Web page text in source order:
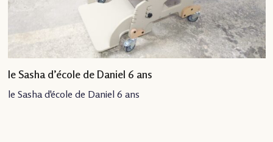
le Sasha d’école de Daniel 6 ans
le Sasha d'école de Daniel 6 ans